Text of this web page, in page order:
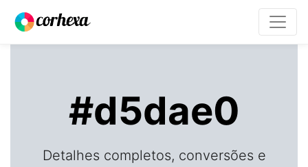
#d5dae0
Detalhes completos, conversões e